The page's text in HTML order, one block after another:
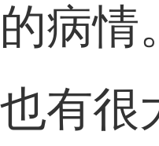
病
有很